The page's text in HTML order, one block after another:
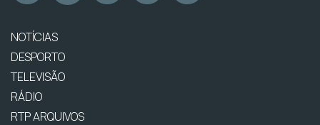
NOTÍCIAS
DESPORTO
TELEVISÃO
RÁDIO
RTP ARQUIVOS